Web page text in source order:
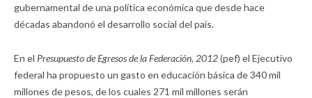
gubernamental de una política económica que desde hace
décadas abandonó el desarrollo social del país.
En el Presupuesto de Egresos de la Federación, 2012(pef) el Ejecutivo
federal ha propuesto un gasto en educación básica de 340 mil
millones de pesos, de los cuales 271 mil millones serán